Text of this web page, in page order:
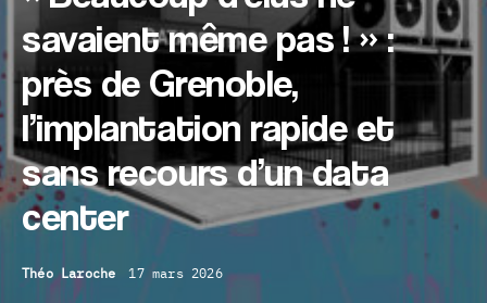
savaient même pas ! » :
près de Grenoble,
l’implantation rapide et
sans recours d’un data
center
Théo Laroche 17 mars 2026